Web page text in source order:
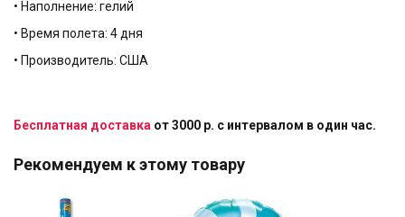
• Наполнение: гелий
• Время полета: 4 дня
• Производитель: США
Бесплатная доставка от 3000 р. с интервалом в один час.
Рекомендуем к этому товару